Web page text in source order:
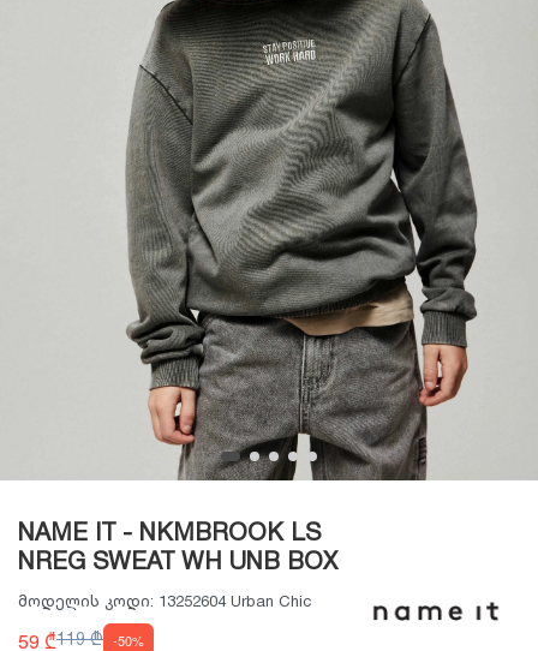
NAME IT - NKMBROOK LS
NREG SWEAT WH UNB BOX
მოდელის კოდი: 13252604 Urban Chic
59 ₾119 ₾ -50%